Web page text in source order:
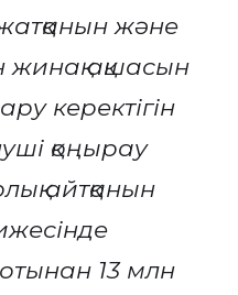
және
жинақ ақшасын
керектігін
қоңырау
айтқанын
13 млн